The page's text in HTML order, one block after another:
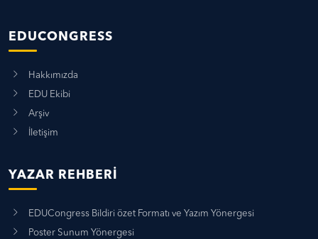
EDUCONGRESS
Hakkımızda
EDU Ekibi
Arşiv
İletişim
YAZAR REHBERI
EDUCongress Bildiri özet Formatı ve Yazım Yönergesi
Poster Sunum Yönergesi